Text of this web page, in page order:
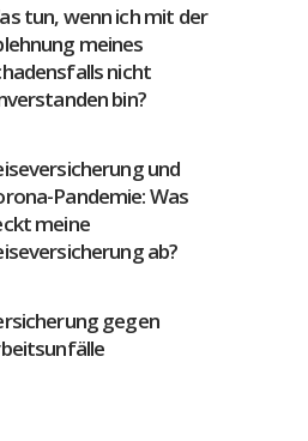
tun, wenn ich mit der
meines
nicht
bin?
und
Pandemie: Was
meine
ab?
gegen